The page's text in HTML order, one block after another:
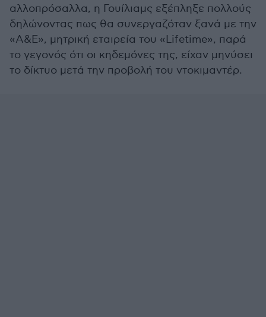
αλλοπρόσαλλα, η Γουίλιαμς εξέπληξε πολλούς
δηλώνοντας πως θα συνεργαζόταν ξανά με την
«A&E», μητρική εταιρεία του «Lifetime», παρά
το γεγονός ότι οι κηδεμόνες της, είχαν μηνύσει
το δίκτυο μετά την προβολή του ντοκιμαντέρ.